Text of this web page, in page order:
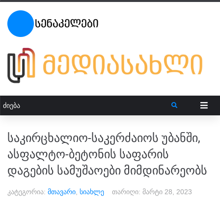
საკირცხალიო-საკერძაიოს უბანში,
ასფალტო-ბეტონის საფარის
დაგების სამუშაოები მიმდინარეობს
კატეგორია: მთავარი სიახლე თარიღი: მარტი 28, 2023